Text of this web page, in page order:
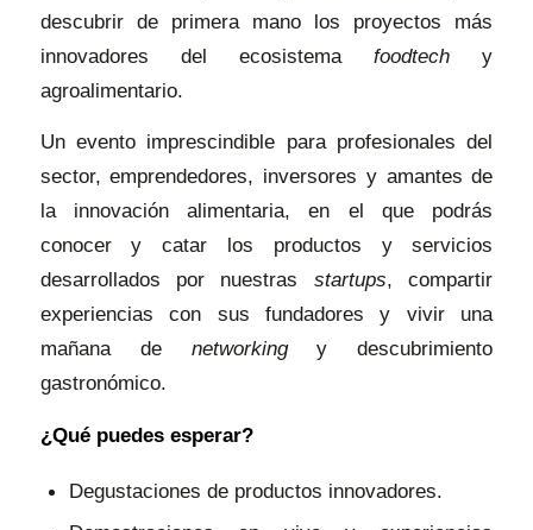
descubrir de primera mano los proyectos más
innovadores del ecosistemafoodtech y
agroalimentario.
Un evento imprescindible para profesionales del
sector, emprendedores, inversores y amantes de
la innovación alimentaria, en el que podrás
conocer y catar los productos y servicios
desarrollados por nuestras startups, compartir
experiencias con sus fundadores y vivir una
mañana de networkingy descubrimiento
gastronómico.
¿Qué puedes esperar?
Degustaciones de productos innovadores.